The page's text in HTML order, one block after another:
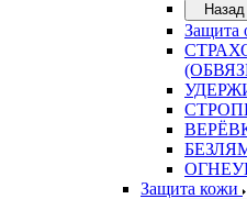
Назад
Защита
Защита кожи